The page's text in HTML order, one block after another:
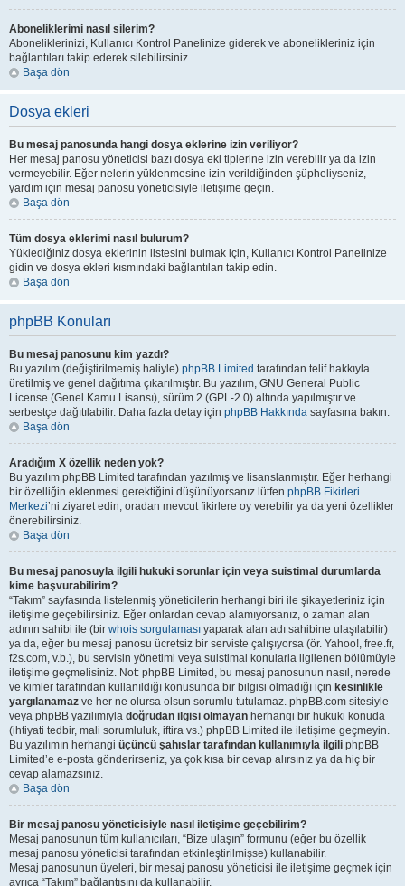
Aboneliklerimi nasıl silerim?
Aboneliklerinizi, Kullanıcı Kontrol Panelinize giderek ve abonelikleriniz için
bağlantıları takip ederek silebilirsiniz.
Başa dön
Dosya ekleri
Bu mesaj panosunda hangi dosya eklerine izin veriliyor?
Her mesaj panosu yöneticisi bazı dosya eki tiplerine izin verebilir ya da izin
vermeyebilir. Eğer nelerin yüklenmesine izin verildiğinden şüpheliyseniz,
yardım için mesaj panosu yöneticisiyle iletişime geçin.
Başa dön
Tüm dosya eklerimi nasıl bulurum?
Yüklediğiniz dosya eklerinin listesini bulmak için, Kullanıcı Kontrol Panelinize
gidin ve dosya ekleri kısmındaki bağlantıları takip edin.
Başa dön
phpBB Konuları
Bu mesaj panosunu kim yazdı?
Bu yazılım (değiştirilmemiş haliyle) phpBB Limited tarafından telif hakkıyla
üretilmiş ve genel dağıtıma çıkarılmıştır. Bu yazılım, GNU General Public
License (Genel Kamu Lisansı), sürüm 2 (GPL-2.0) altında yapılmıştır ve
serbestçe dağıtılabilir. Daha fazla detay için phpBB Hakkında sayfasına bakın.
Başa dön
Aradığım X özellik neden yok?
Bu yazılım phpBB Limited tarafından yazılmış ve lisanslanmıştır. Eğer herhangi
bir özelliğin eklenmesi gerektiğini düşünüyorsanız lütfen phpBB Fikirleri
Merkezi’ni ziyaret edin, oradan mevcut fikirlere oy verebilir ya da yeni özellikler
önerebilirsiniz.
Başa dön
Bu mesaj panosuyla ilgili hukuki sorunlar için veya suistimal durumlarda
kime başvurabilirim?
“Takım” sayfasında listelenmiş yöneticilerin herhangi biri ile şikayetleriniz için
iletişime geçebilirsiniz. Eğer onlardan cevap alamıyorsanız, o zaman alan
adının sahibi ile (bir whois sorgulaması yaparak alan adı sahibine ulaşılabilir)
ya da, eğer bu mesaj panosu ücretsiz bir serviste çalışıyorsa (ör. Yahoo!, free.fr,
f2s.com, v.b.), bu servisin yönetimi veya suistimal konularla ilgilenen bölümüyle
iletişime geçmelisiniz. Not: phpBB Limited, bu mesaj panosunun nasıl, nerede
ve kimler tarafından kullanıldığı konusunda bir bilgisi olmadığı için kesinlikle
yargılanamaz ve her ne olursa olsun sorumlu tutulamaz. phpBB.com sitesiyle
veya phpBB yazılımıyla doğrudan ilgisi olmayan herhangi bir hukuki konuda
(ihtiyati tedbir, mali sorumluluk, iftira vs.) phpBB Limited ile iletişime geçmeyin.
Bu yazılımın herhangi üçüncü şahıslar tarafından kullanımıyla ilgili phpBB
Limited’e e-posta gönderirseniz, ya çok kısa bir cevap alırsınız ya da hiç bir
cevap alamazsınız.
Başa dön
Bir mesaj panosu yöneticisiyle nasıl iletişime geçebilirim?
Mesaj panosunun tüm kullanıcıları, “Bize ulaşın” formunu (eğer bu özellik
mesaj panosu yöneticisi tarafından etkinleştirilmişse) kullanabilir.
Mesaj panosunun üyeleri, bir mesaj panosu yöneticisi ile iletişime geçmek için
ayrıca “Takım” bağlantısını da kullanabilir.